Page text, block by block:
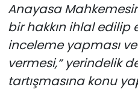
Anayasa
bir hakkın ihlal
inceleme yapması
vermesi,“ yerindelik
tartışmasına konu